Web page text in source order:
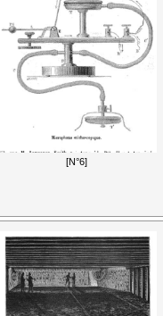
[N°6]